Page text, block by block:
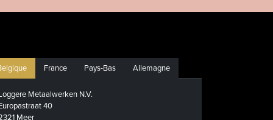
France Pays-Bas Allemagne
Metaalwerken N.V.
40
Meer